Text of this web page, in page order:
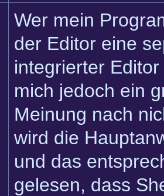
Wer mein
der Editor eine
integrierter
mich jedoch ein
Meinung nach
wird die
und das
gelesen, dass